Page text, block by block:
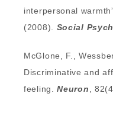
interpersonal
(2008). Social
McGlone, F.,
Discriminative and
feeling.Neuron,